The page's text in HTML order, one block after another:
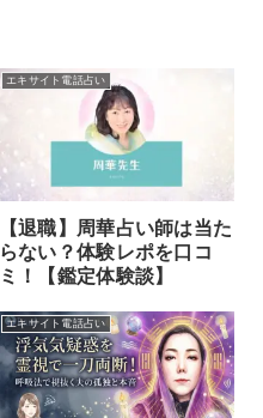
エキサイト電話占い
【退職】周華占い師は当た
らない？体験レポを口コ
ミ！【鑑定体験談】
エキサイト電話占い